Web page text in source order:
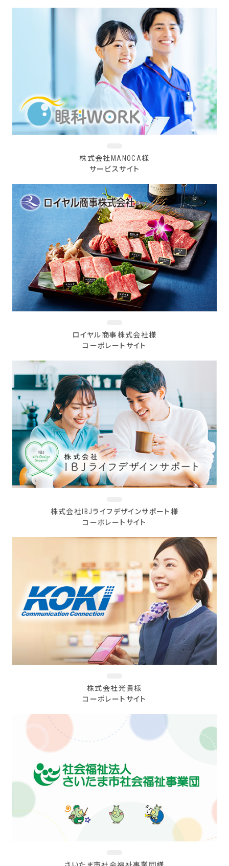
株式会社MANOCA様
サービスサイト
ロイヤル商事株式会社様
コーポレートサイト
株式会社IBJライフデザインサポート様
コーポレートサイト
株式会社光貴様
コーポレートサイト